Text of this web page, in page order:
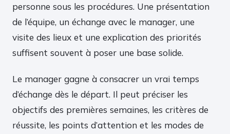
personne sous les procédures. Une présentation
de l’équipe, un échange avec le manager, une
visite des lieux et une explication des priorités
suffisent souvent à poser une base solide.
Le manager gagne à consacrer un vrai temps
d’échange dès le départ. Il peut préciser les
objectifs des premières semaines, les critères de
réussite, les points d’attention et les modes de